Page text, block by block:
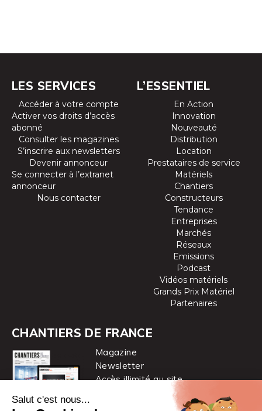
LES SERVICES
Accéder à votre compte
Activer vos droits d’accès
abonné
Consulter les magazines
S’inscrire aux newsletters
Devenir annonceur
Se connecter à l’extranet
annonceur
Nous contacter
L’ESSENTIEL
En Action
Innovation
Nouveauté
Distribution
Location
Prestataires de service
Matériels
Chantiers
Constructeurs
Tendance
Entreprises
Marchés
Réseaux
Emissions
Podcast
Vidéos matériels
Grands Prix Matériel
Partenaires
CHANTIERS DE FRANCE
Magazine
Newsletter
Accès illimité au site